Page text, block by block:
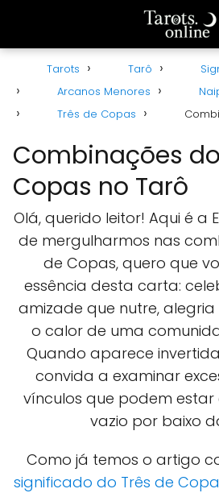
Tarots Tarô
Arcanos Menores
Três de Copas
Combinações
Copas no Tarô
Olá, querido leitor! Aqui é a
de mergulharmos nas
de Copas, quero que
essência desta carta:
amizade que nutre,
o calor de uma
Quando aparece
convida a examinar
vínculos que podem
vazio por baixo
Como já temos o artigo
significado do Três de